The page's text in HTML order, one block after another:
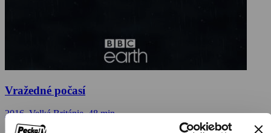
Vražedné počasí
2016, Velká Británie, 48 min